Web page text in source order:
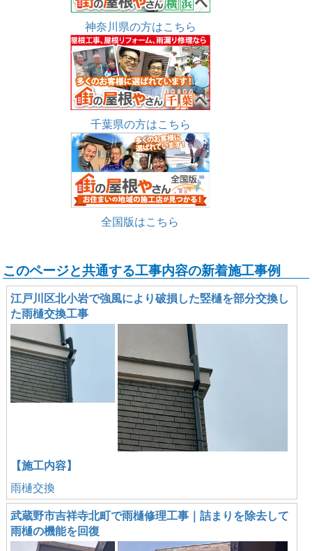
神奈川県の方はこちら
千葉県の方はこちら
全国版はこちら
このページと共通する工事内容の新着施工事例
江戸川区北小岩で強風により破損した竪樋を部分交換し
た雨樋交換工事
【施工内容】
雨樋交換
武蔵野市吉祥寺北町で雨樋修理工事｜詰まりを除去して
雨樋の機能を回復